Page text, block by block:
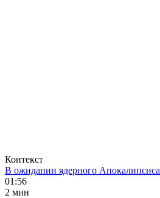
Контекст
В ожидании ядерного Апокалипсиса
01:56
2 мин